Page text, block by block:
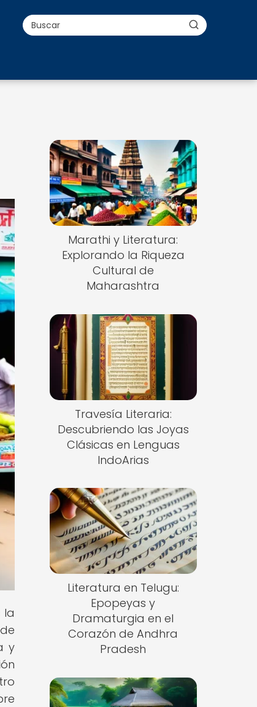
la
y
Marathi y Literatura:
Explorando la Riqueza
Cultural de
Maharashtra
Travesía Literaria:
Descubriendo las Joyas
Clásicas en Lenguas
IndoArias
Literatura en Telugu:
Epopeyas y
Dramaturgia en el
Corazón de Andhra
Pradesh